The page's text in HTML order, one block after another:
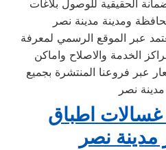
الحقيقية للوصول بلاغات
ومدينة مدينة نصر
عبر الموقع الرسمي لمعرفة
الخدمة والاصلاح واماكن
عبر فروعنا المنتشرة بجميع
مدينة نصر
غسالات اطباق
مدينة نصر